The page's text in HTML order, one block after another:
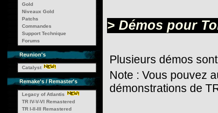
Gold
Niveaux Gold
Patchs
Commandes
Support Technique
Forums
Reunion's
Catalyst
Remake's / Remaster's
Legacy of Atlantis
TR IV-V-VI Remastered
TR I-II-III Remastered
> Démos pour
Plusieurs démos
Note : Vous pouvez
démonstrations de